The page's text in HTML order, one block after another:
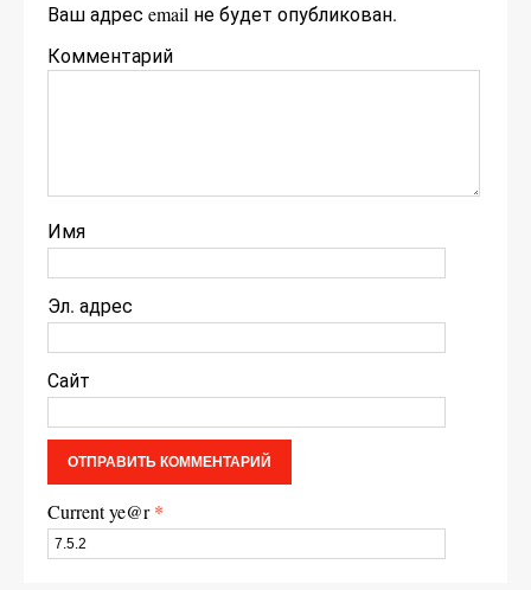
Ваш адрес email не будет опубликован.
Комментарий
Имя
Эл. адрес
Сайт
Current ye@r*